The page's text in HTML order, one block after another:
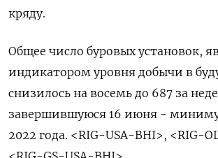
кряду.
Общее число буровых установок,
индикатором уровня добычи в
снизилось на восемь до 687 за
завершившуюся 16 июня -
2022 года. <RIG-USA-BHI>, <RIG-